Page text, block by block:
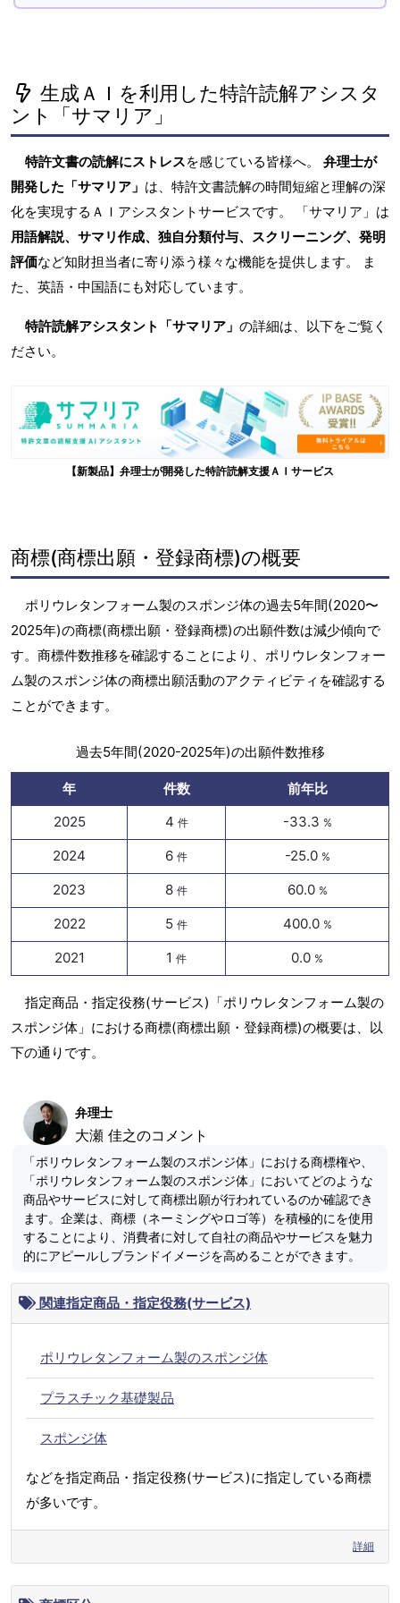
生成ＡＩを利用した特許読解アシスタ
ント「サマリア」
特許文書の読解にストレスを感じている皆様へ。 弁理士が
開発した「サマリア」 は、特許文書読解の時間短縮と理解の深
化を実現するＡＩアシスタントサービスです。 「サマリア」は
用語解説、サマリ作成、独自分類付与、スクリーニング、発明
評価など知財担当者に寄り添う様々な機能を提供します。 ま
た、英語・中国語にも対応しています。
特許読解アシスタント「サマリア」 の詳細は、以下をご覧く
ださい。
【新製品】弁理士が開発した特許読解支援ＡＩサービス
商標(商標出願・登録商標)の概要
ポリウレタンフォーム製のスポンジ体の過去5年間(2020〜
2025年)の商標(商標出願・登録商標)の出願件数は減少傾向で
す。商標件数推移を確認することにより、ポリウレタンフォー
ム製のスポンジ体の商標出願活動のアクティビティを確認する
ことができます。
過去5年間(2020-2025年)の出願件数推移
年 件数
前年比
2025
4 件 -33.3 %
2024 6 件 -25.0 %
2023 8 件 60.0 %
2022 5 件 400.0 %
2021 1 件 0.0 %
指定商品・指定役務(サービス)「ポリウレタンフォーム製の
スポンジ体」における商標(商標出願・登録商標)の概要は、以
下の通りです。
弁理士
大瀬 佳之のコメント
「ポリウレタンフォーム製のスポンジ体」における商標権や、
「ポリウレタンフォーム製のスポンジ体」においてどのような
商品やサービスに対して商標出願が行われているのか確認でき
ます。企業は、商標（ネーミングやロゴ等）を積極的にを使用
することにより、消費者に対して自社の商品やサービスを魅力
的にアピールしブランドイメージを高めることができます。
関連指定商品・指定役務(サービス)
ポリウレタンフォーム製のスポンジ体
プラスチック基礎製品
スポンジ体
などを指定商品・指定役務(サービス)に指定している商標
が多いです。
詳細